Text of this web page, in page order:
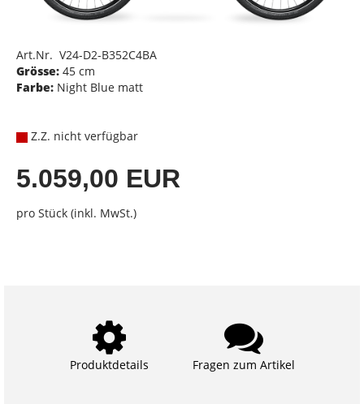
Art.Nr. V24-D2-B352C4BA
Grösse: 45 cm
Farbe: Night Blue matt
Z.Z. nicht verfügbar
5.059,00 EUR
pro Stück (inkl. MwSt.)
Produktdetails Fragen zum Artikel